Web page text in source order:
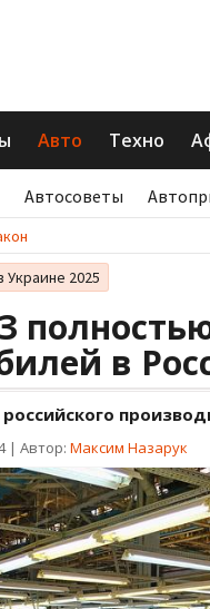
Авто Техно
Автосоветы
2025
в
| Автор: Максим Назарук